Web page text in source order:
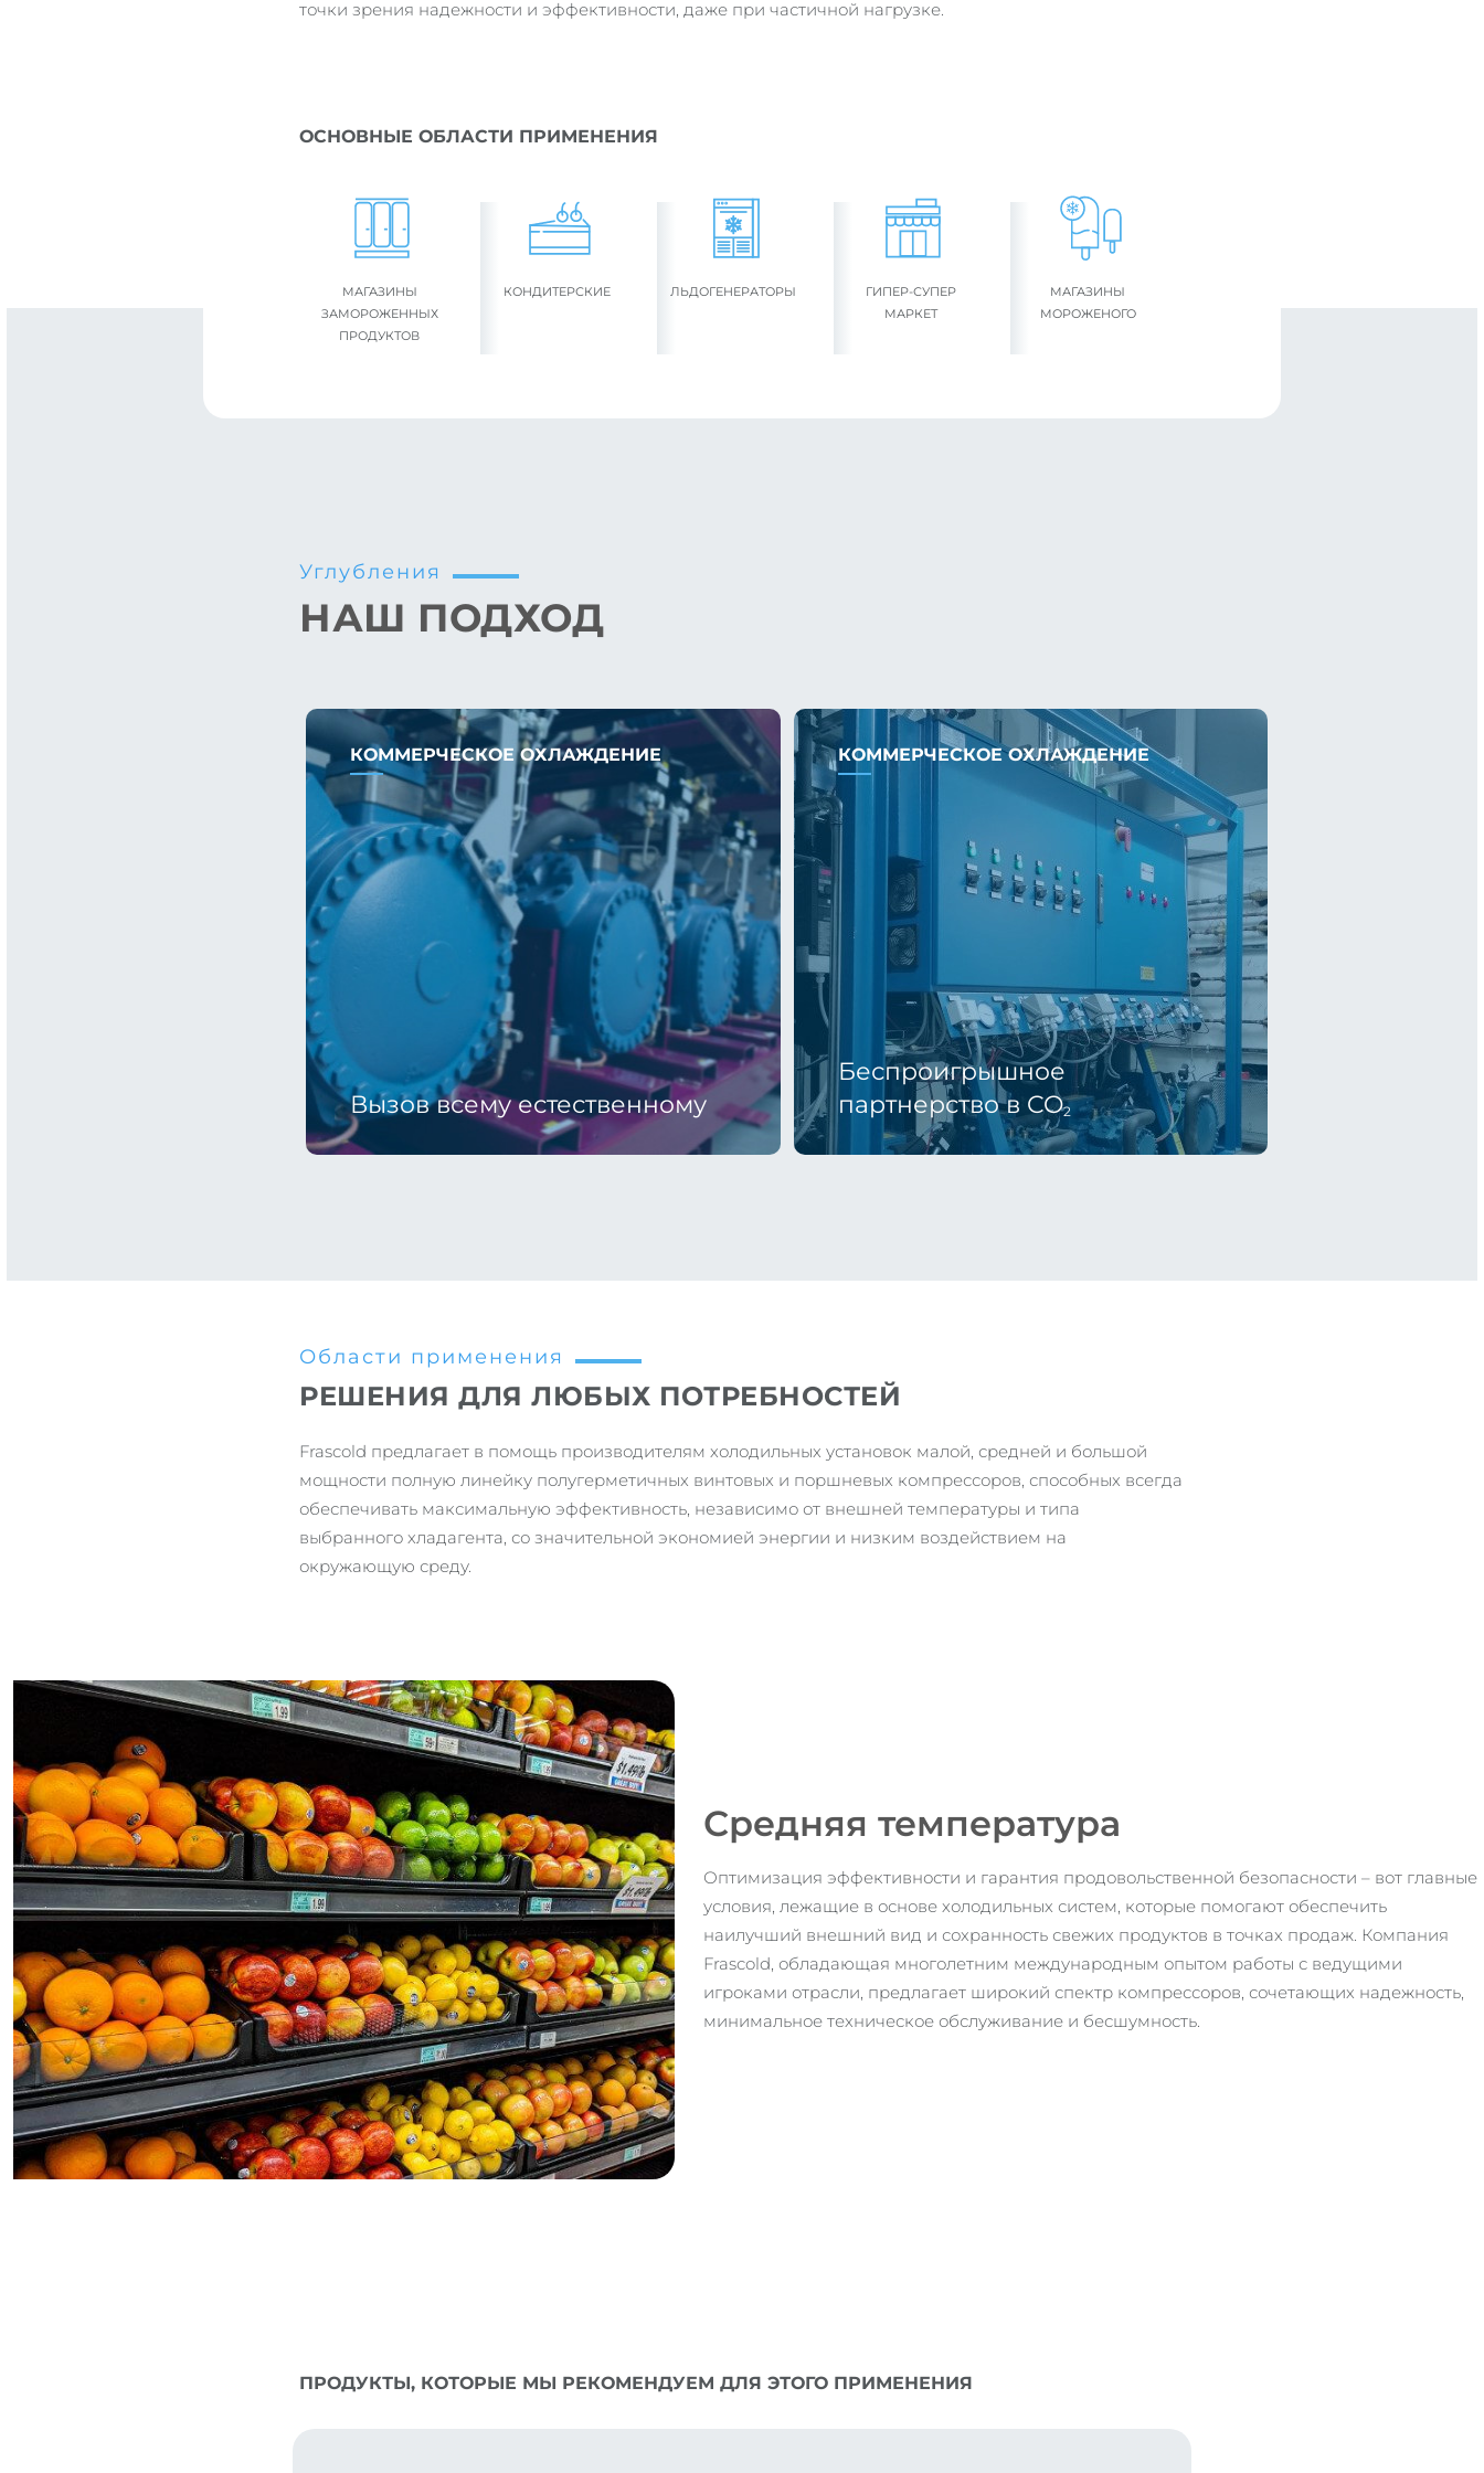
точки зрения надежности и эффективности, даже при частичной нагрузке.
ОСНОВНЫЕ ОБЛАСТИ ПРИМЕНЕНИЯ
МАГАЗИНЫ
ЗАМОРОЖЕННЫХ
ПРОДУКТОВ
КОНДИТЕРСКИЕ ЛЬДОГЕНЕРАТОРЫ
ГИПЕР-СУПЕР
МАРКЕТ
МАГАЗИНЫ
МОРОЖЕНОГО
Углубления
НАШ ПОДХОД
КОММЕРЧЕСКОЕ ОХЛАЖДЕНИЕ
Вызов всему естественному
КОММЕРЧЕСКОЕ ОХЛАЖДЕНИЕ
Беспроигрышное
партнерство в CO2
Области применения
РЕШЕНИЯ ДЛЯ ЛЮБЫХ ПОТРЕБНОСТЕЙ
Frascold предлагает в помощь производителям холодильных установок малой, средней и большой
мощности полную линейку полугерметичных винтовых и поршневых компрессоров, способных всегда
обеспечивать максимальную эффективность, независимо от внешней температуры и типа
выбранного хладагента, со значительной экономией энергии и низким воздействием на
окружающую среду.
Средняя температура
Оптимизация эффективности и гарантия продовольственной безопасности – вот главные
условия, лежащие в основе холодильных систем, которые помогают обеспечить
наилучший внешний вид и сохранность свежих продуктов в точках продаж. Компания
Frascold, обладающая многолетним международным опытом работы с ведущими
игроками отрасли, предлагает широкий спектр компрессоров, сочетающих надежность,
минимальное техническое обслуживание и бесшумность.
ПРОДУКТЫ, КОТОРЫЕ МЫ РЕКОМЕНДУЕМ ДЛЯ ЭТОГО ПРИМЕНЕНИЯ